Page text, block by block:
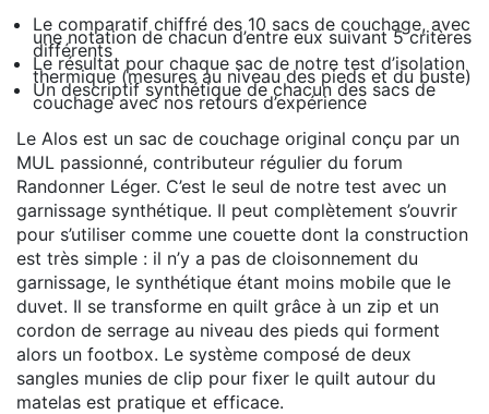
Le comparatif chiffré des 10 sacs de couchage, avec
une notation de chacun d’entre eux suivant 5 critères
différents
Le résultat pour chaque sac de notre test d’isolation
thermique (mesures au niveau des pieds et du buste)
Un descriptif synthétique de chacun des sacs de
couchage avec nos retours d’expérience
Le Alos est un sac de couchage original conçu par un
MUL passionné, contributeur régulier du forum
Randonner Léger. C’est le seul de notre test avec un
garnissage synthétique. Il peut complètement s’ouvrir
pour s’utiliser comme une couette dont la construction
est très simple : il n’y a pas de cloisonnement du
garnissage, le synthétique étant moins mobile que le
duvet. Il se transforme en quilt grâce à un zip et un
cordon de serrage au niveau des pieds qui forment
alors un footbox. Le système composé de deux
sangles munies de clip pour fixer le quilt autour du
matelas est pratique et efficace.